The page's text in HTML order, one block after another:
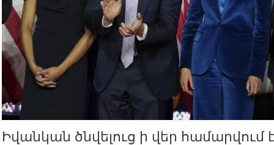
Իվանկան ծնվելուց ի վեր համարվում